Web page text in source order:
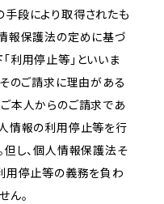
段により取得されたも
報保護法の定めに基づ
利用停止等」といいま
そのご請求に理由がある
本人からのご請求であ
情報の利用停止等を行
但し、個人情報保護法そ
用停止等の義務を負わ
ん。